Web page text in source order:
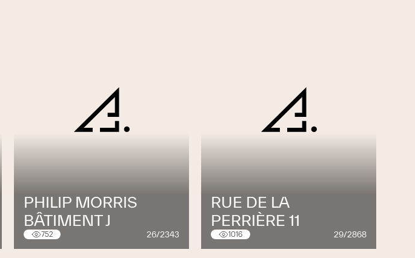
PHILIP MORRIS
BÂTIMENT J
752 26/2343
RUE DE LA
PERRIÈRE 11
1016 29/2868